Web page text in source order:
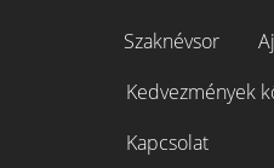
Szaknévsor
Kedvezmények
Kapcsolat